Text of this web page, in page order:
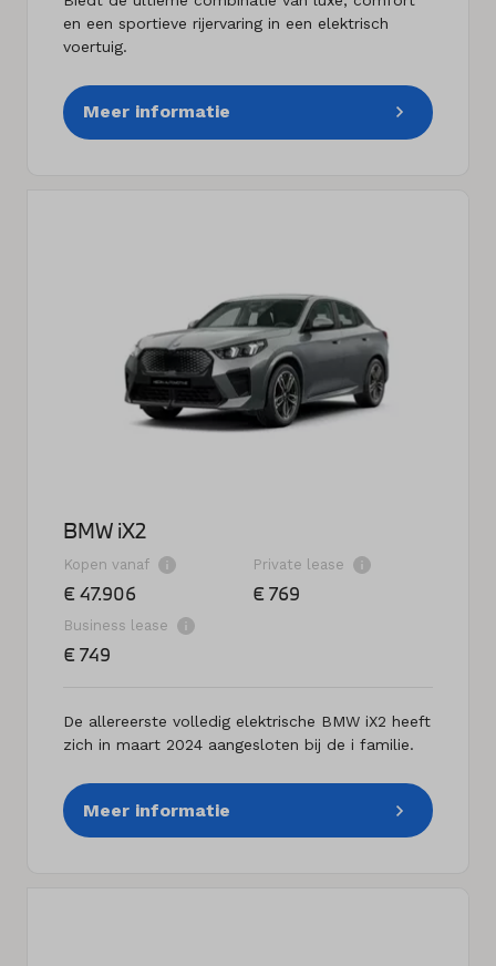
en een sportieve rijervaring in een elektrisch
voertuig.
Meer informatie
BMW iX2
Kopen vanaf
€ 47.906
Private lease
€ 769
Business lease
€ 749
De allereerste volledig elektrische BMW iX2 heeft
zich in maart 2024 aangesloten bij de i familie.
Meer informatie